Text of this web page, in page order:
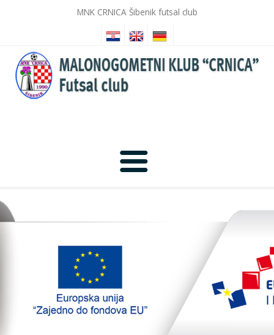
MNK CRNICA Šibenik futsal club
TopTim liga 29-10-2023